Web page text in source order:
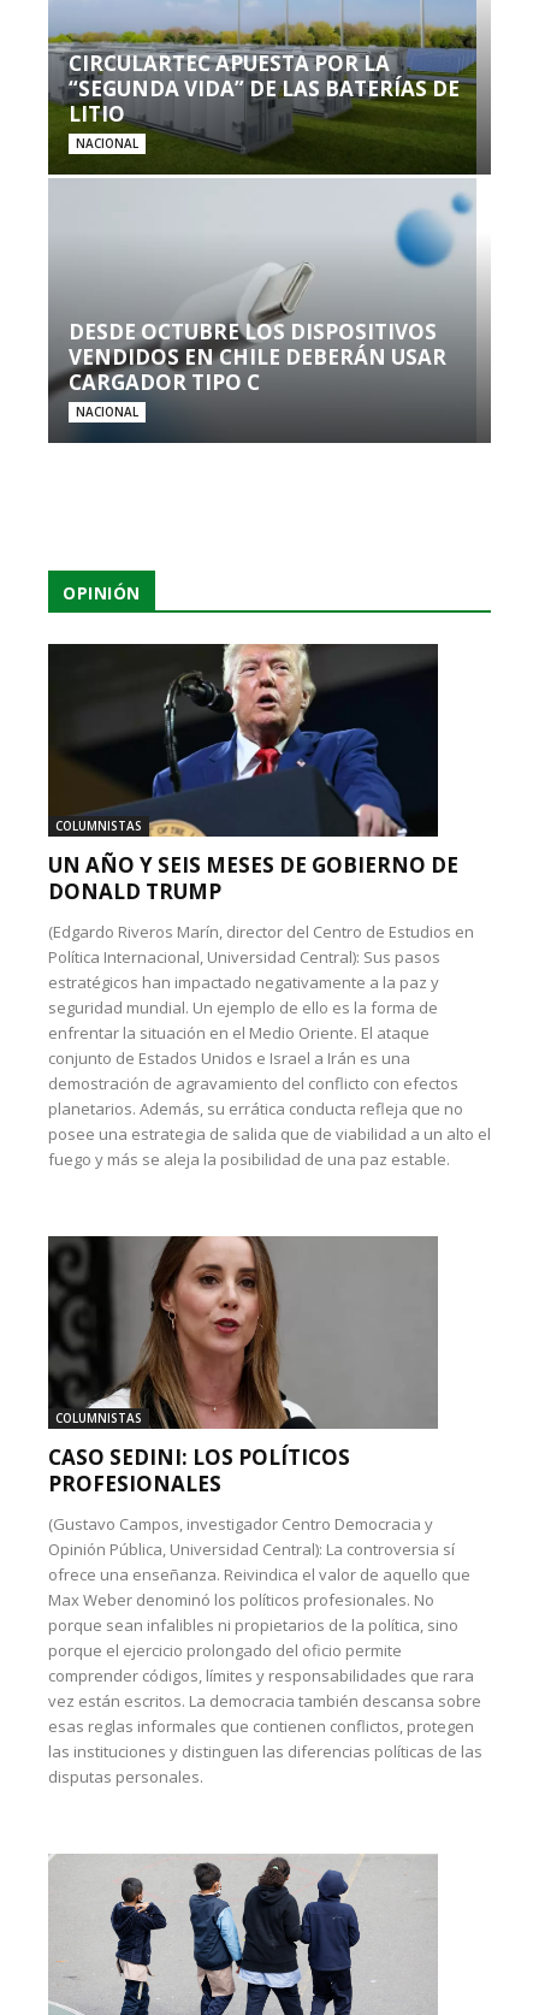
CIRCULARTEC APUESTA POR LA
“SEGUNDA VIDA” DE LAS BATERÍAS DE
LITIO
NACIONAL
DESDE OCTUBRE LOS DISPOSITIVOS
VENDIDOS EN CHILE DEBERÁN USAR
CARGADOR TIPO C
NACIONAL
OPINIÓN
COLUMNISTAS
UN AÑO Y SEIS MESES DE GOBIERNO DE
DONALD TRUMP
(Edgardo Riveros Marín, director del Centro de Estudios en
Política Internacional, Universidad Central): Sus pasos
estratégicos han impactado negativamente a la paz y
seguridad mundial. Un ejemplo de ello es la forma de
enfrentar la situación en el Medio Oriente. El ataque
conjunto de Estados Unidos e Israel a Irán es una
demostración de agravamiento del conflicto con efectos
planetarios. Además, su errática conducta refleja que no
posee una estrategia de salida que de viabilidad a un alto el
fuego y más se aleja la posibilidad de una paz estable.
COLUMNISTAS
CASO SEDINI: LOS POLÍTICOS
PROFESIONALES
(Gustavo Campos, investigador Centro Democracia y
Opinión Pública, Universidad Central): La controversia sí
ofrece una enseñanza. Reivindica el valor de aquello que
Max Weber denominó los políticos profesionales. No
porque sean infalibles ni propietarios de la política, sino
porque el ejercicio prolongado del oficio permite
comprender códigos, límites y responsabilidades que rara
vez están escritos. La democracia también descansa sobre
esas reglas informales que contienen conflictos, protegen
las instituciones y distinguen las diferencias políticas de las
disputas personales.